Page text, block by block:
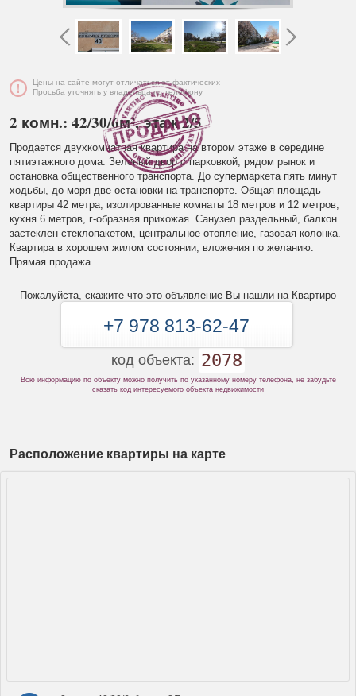
Цены на сайте могут отличаться от фактических
Просьба уточнять у владельца по телефону
2 комн.: 42/30/6м², этаж 2/5
Продается двухкомнатная квартира на втором этаже в середине
пятиэтажного дома. Зеленый двор с парковкой, рядом рынок и
остановка общественного транспорта. До супермаркета пять минут
ходьбы, до моря две остановки на транспорте. Общая площадь
квартиры 42 метра, изолированные комнаты 18 метров и 12 метров,
кухня 6 метров, г-образная прихожая. Санузел раздельный, балкон
застеклен стеклопакетом, центральное отопление, газовая колонка.
Квартира в хорошем жилом состоянии, вложения по желанию.
Прямая продажа.
Пожалуйста, скажите что это объявление Вы нашли на Квартиро
+7 978 813-62-47
код объекта: 2078
Всю информацию по объекту можно получить по указанному номеру телефона, не забудьте
сказать код интересуемого объекта недвижимости
Расположение квартиры на карте